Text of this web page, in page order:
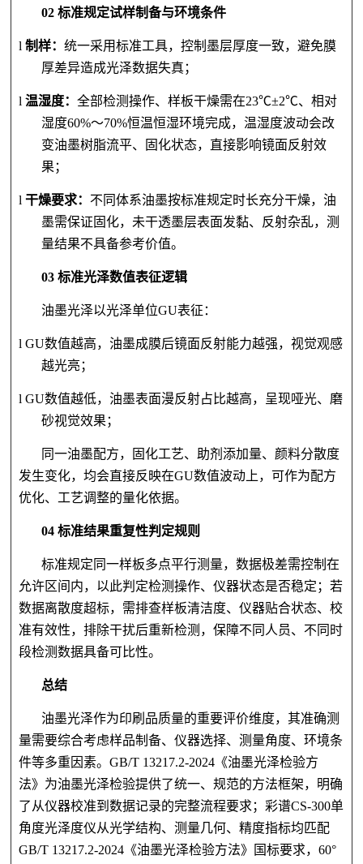
02 标准规定试样制备与环境条件
l制样：统一采用标准工具，控制墨层厚度一致，避免膜
厚差异造成光泽数据失真；
l温湿度：全部检测操作、样板干燥需在23℃±2℃、相对
湿度60%～70%恒温恒湿环境完成，温湿度波动会改
变油墨树脂流平、固化状态，直接影响镜面反射效
果；
l干燥要求： 不同体系油墨按标准规定时长充分干燥，油
墨需保证固化，未干透墨层表面发黏、反射杂乱，测
量结果不具备参考价值。
03 标准光泽数值表征逻辑
油墨光泽以光泽单位GU表征：
l GU数值越高，油墨成膜后镜面反射能力越强，视觉观感
越光亮；
l GU数值越低，油墨表面漫反射占比越高，呈现哑光、磨
砂视觉效果；
同一油墨配方，固化工艺、助剂添加量、颜料分散度
发生变化，均会直接反映在GU数值波动上，可作为配方
优化、工艺调整的量化依据。
04 标准结果重复性判定规则
标准规定同一样板多点平行测量，数据极差需控制在
允许区间内，以此判定检测操作、仪器状态是否稳定；若
数据离散度超标，需排查样板清洁度、仪器贴合状态、校
准有效性，排除干扰后重新检测，保障不同人员、不同时
段检测数据具备可比性。
总结
油墨光泽作为印刷品质量的重要评价维度，其准确测
量需要综合考虑样品制备、仪器选择、测量角度、环境条
件等多重因素。GB/T 13217.2-2024《油墨光泽检验方
法》为油墨光泽检验提供了统一、规范的方法框架，明确
了从仪器校准到数据记录的完整流程要求；彩谱CS-300单
角度光泽度仪从光学结构、测量几何、精度指标均匹配
GB/T 13217.2-2024《油墨光泽检验方法》国标要求，60°